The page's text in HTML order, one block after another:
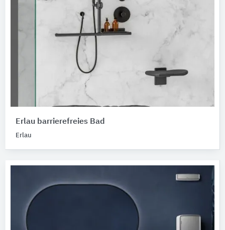
Erlau barrierefreies Bad
Erlau